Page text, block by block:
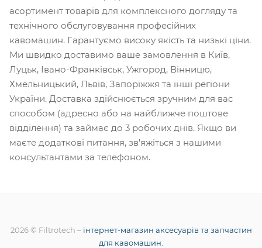
асортимент товарів для комплексного догляду та
технічного обслуговування професійних
кавомашин. Гарантуємо високу якість та низькі ціни.
Ми швидко доставимо ваше замовлення в Київ,
Луцьк, Івано-Франківськ, Ужгород, Вінницю,
Хмельницький, Львів, Запоріжжя та інші регіони
України. Доставка здійснюється зручним для вас
способом (адресно або на найближче поштове
відділення) та займає до 3 робочих днів. Якщо ви
маєте додаткові питання, зв'яжіться з нашими
консультантами за телефоном.
2026 © Filtrotech – інтернет-магазин аксесуарів та запчастин
для кавомашин.